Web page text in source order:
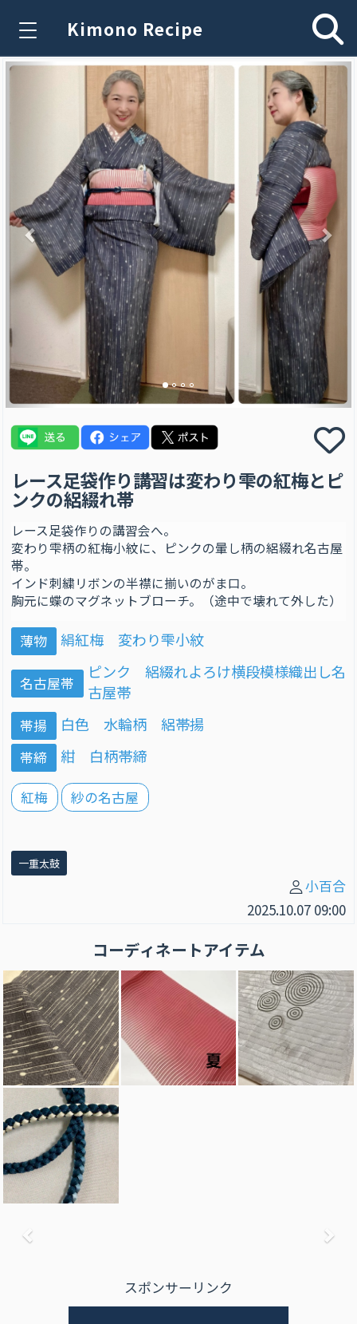
Kimono Recipe
Previous
レース足袋作り講習は変わり雫の紅梅とピ
ンクの絽綴れ帯
レース足袋作りの講習会へ。
変わり雫柄の紅梅小紋に、ピンクの暈し柄の絽綴れ名古屋
帯。
インド刺繍リボンの半襟に揃いのがま口。
胸元に蝶のマグネットブローチ。（途中で壊れて外した）
薄物 絹紅梅 変わり雫小紋
名古屋帯
ピンク 絽綴れよろけ横段模様織出し名
古屋帯
帯揚 白色 水輪柄 絽帯揚
帯締 紺 白柄帯締
紅梅 紗の名古屋
一重太鼓
小百合
2025.10.07 09:00
コーディネートアイテム
スポンサーリンク